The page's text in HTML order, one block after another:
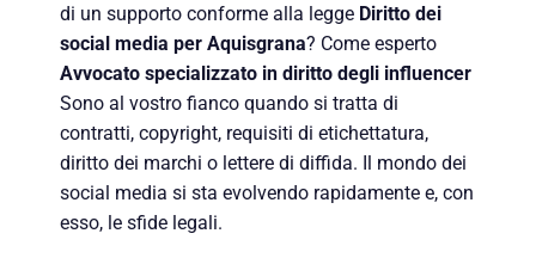
di un supporto conforme alla legge Diritto dei
social media per Aquisgrana? Come esperto
Avvocato specializzato in diritto degli influencer
Sono al vostro fianco quando si tratta di
contratti, copyright, requisiti di etichettatura,
diritto dei marchi o lettere di diffida. Il mondo dei
social media si sta evolvendo rapidamente e, con
esso, le sfide legali.